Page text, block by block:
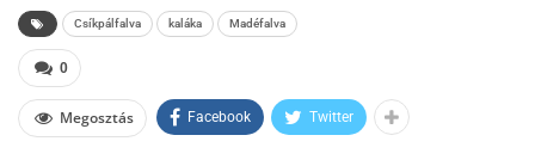
Csíkpálfalva kaláka Madéfalva
0
Megosztás Facebook Twitter